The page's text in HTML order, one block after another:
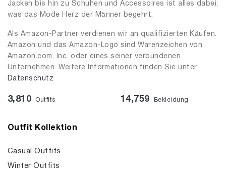
Jacken bis hin zu Schuhen und Accessoires ist alles dabei,
was das Mode Herz der Männer begehrt.
Als Amazon-Partner verdienen wir an qualifizierten Käufen.
Amazon und das Amazon-Logo sind Warenzeichen von
Amazon.com, Inc. oder eines seiner verbundenen
Unternehmen. Weitere Informationen finden Sie unter
Datenschutz
3,810 Outfits 14,759 Bekleidung
Outfit Kollektion
Casual Outfits
Winter Outfits